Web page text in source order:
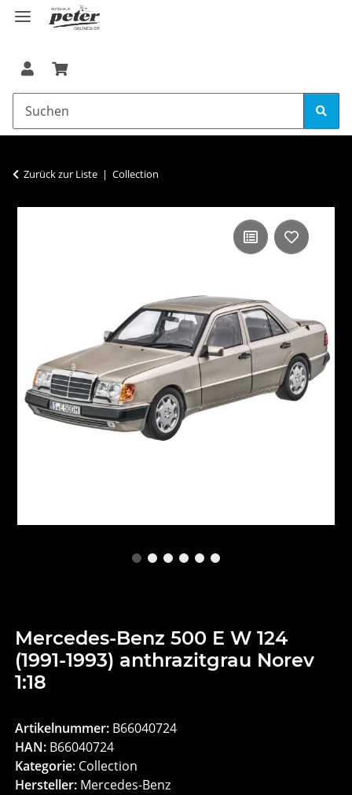
Zurück zur Liste Collection
Mercedes-Benz 500 E W 124
(1991-1993) anthrazitgrau Norev
1:18
Artikelnummer: B66040724
HAN: B66040724
Kategorie: Collection
Hersteller: Mercedes-Benz